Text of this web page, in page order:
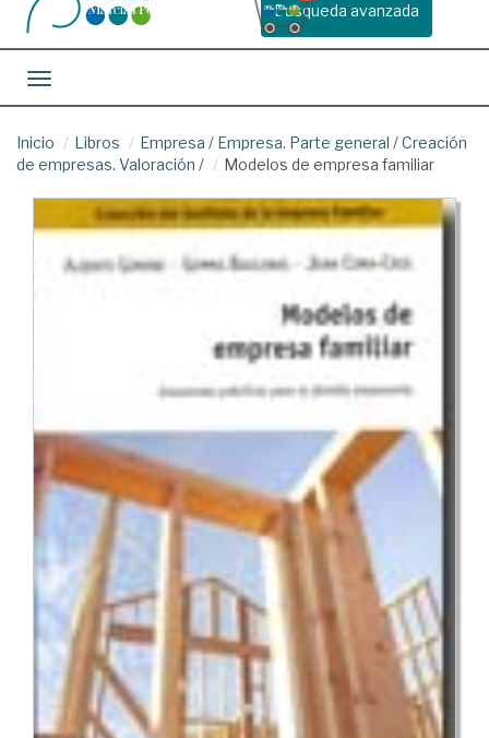
Busqueda avanzada
Toggle navigation
Inicio Libros Empresa / Empresa. Parte general /Creación
de empresas. Valoración / Modelos de empresa familiar